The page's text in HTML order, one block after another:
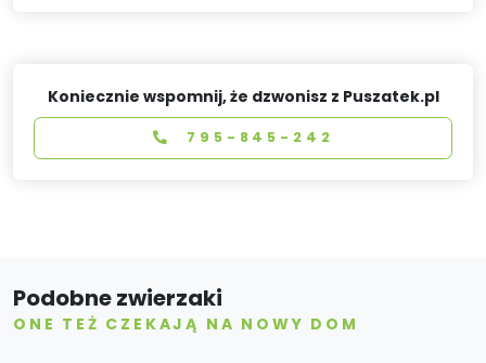
Koniecznie wspomnij, że dzwonisz z Puszatek.pl
795-845-242
Podobne zwierzaki
ONE TEŻ CZEKAJĄ NA NOWY DOM